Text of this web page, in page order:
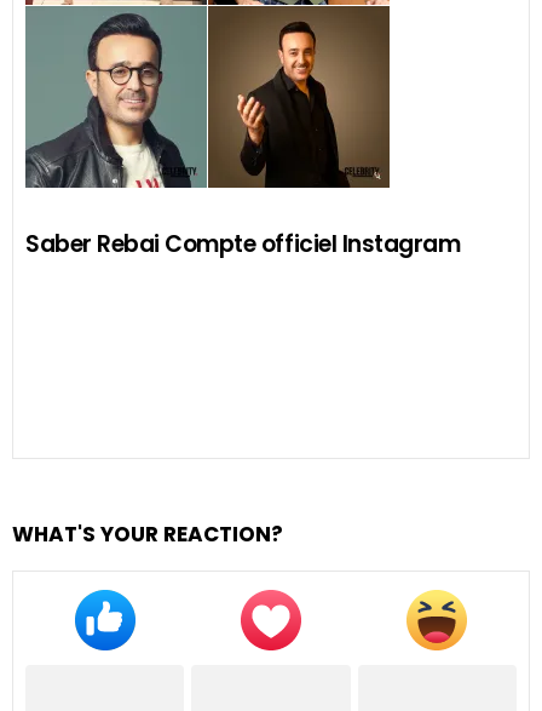
Saber Rebai Compte officiel Instagram
WHAT'S YOUR REACTION?